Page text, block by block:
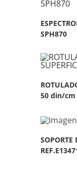
SPH870
50 din/cm
SOPORTE